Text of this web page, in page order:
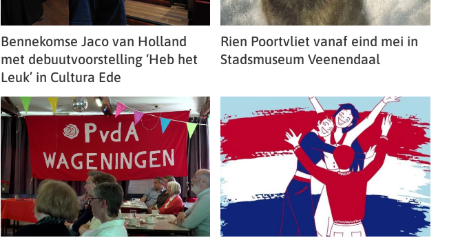
Bennekomse Jaco van Holland
met debuutvoorstelling ‘Heb het
Leuk’ in Cultura Ede
Rien Poortvliet vanaf eind mei in
Stadsmuseum Veenendaal